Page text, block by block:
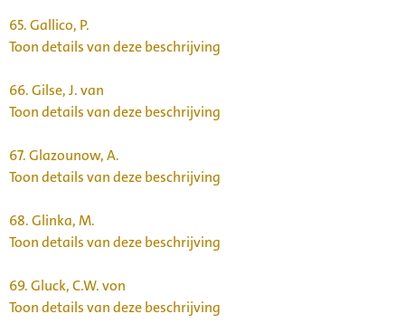
65.Gallico, P.
Toon details van deze beschrijving
66.Gilse, J. van
Toon details van deze beschrijving
67.Glazounow, A.
Toon details van deze beschrijving
68.Glinka, M.
Toon details van deze beschrijving
69.Gluck, C.W. von
Toon details van deze beschrijving